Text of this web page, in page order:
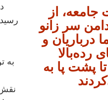
از
سر زانو
درباریان و
پشت پا به